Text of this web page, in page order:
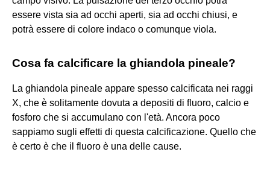
essere vista sia ad occhi aperti, sia ad occhi chiusi, e
potrà essere di colore indaco o comunque viola.
Cosa fa calcificare la ghiandola pineale?
La ghiandola pineale appare spesso calcificata nei raggi
X, che è solitamente dovuta a depositi di fluoro, calcio e
fosforo che si accumulano con l'età. Ancora poco
sappiamo sugli effetti di questa calcificazione. Quello che
è certo è che il fluoro è una delle cause.